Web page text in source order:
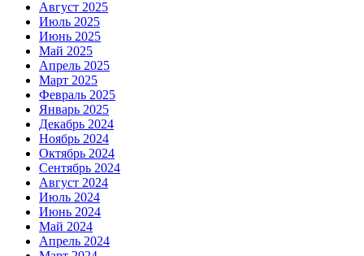
Август 2025
Июль 2025
Июнь 2025
Май 2025
Апрель 2025
Март 2025
Февраль 2025
Январь 2025
Декабрь 2024
Ноябрь 2024
Октябрь 2024
Сентябрь 2024
Август 2024
Июль 2024
Июнь 2024
Май 2024
Апрель 2024